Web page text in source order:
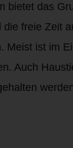
bietet das
freie Zeit
Meist ist im
Auch